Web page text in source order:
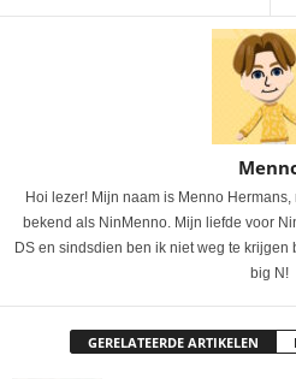
Hoi lezer! Mijn naam is Menno
bekend als NinMenno. Mijn liefde voor
DS en sindsdien ben ik niet weg te
big N!
GERELATEERDE ARTIKELEN